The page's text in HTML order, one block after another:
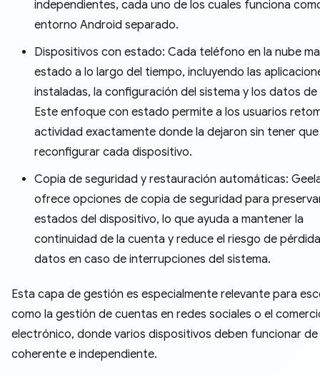
independientes, cada uno de los cuales funciona
entorno Android separado.
Dispositivos con estado: Cada teléfono en la nube
estado a lo largo del tiempo, incluyendo las
instaladas, la configuración del sistema y los datos de
Este enfoque con estado permite a los usuarios
actividad exactamente donde la dejaron sin tener que
reconfigurar cada dispositivo.
Copia de seguridad y restauración automáticas:
ofrece opciones de copia de seguridad para
estados del dispositivo, lo que ayuda a mantener la
continuidad de la cuenta y reduce el riesgo de
datos en caso de interrupciones del sistema.
Esta capa de gestión es especialmente relevante para
como la gestión de cuentas en redes sociales o el
electrónico, donde varios dispositivos deben funcionar
coherente e independiente.